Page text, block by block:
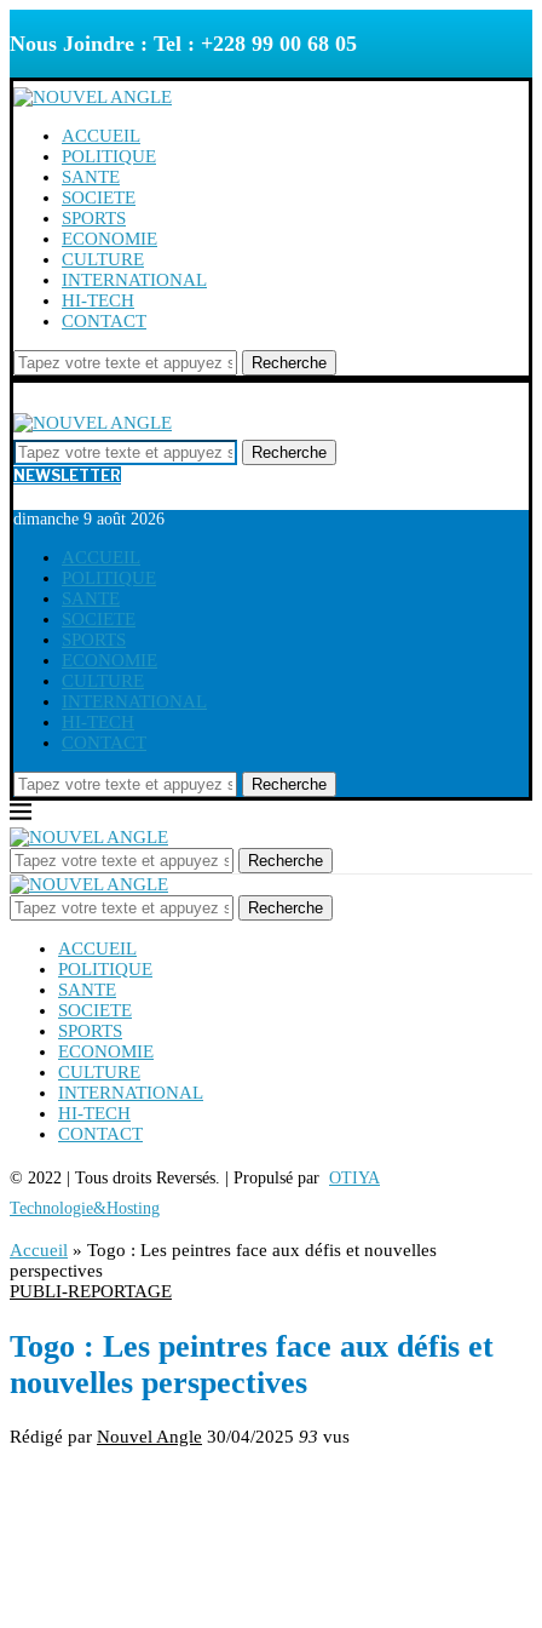
Nous Joindre : Tel : +228 99 00 68 05
ACCUEIL
POLITIQUE
SANTE
SOCIETE
SPORTS
ECONOMIE
CULTURE
INTERNATIONAL
HI-TECH
CONTACT
Recherche
Recherche
NEWSLETTER
dimanche 9 août 2026
ACCUEIL
POLITIQUE
SANTE
SOCIETE
SPORTS
ECONOMIE
CULTURE
INTERNATIONAL
HI-TECH
CONTACT
Recherche
Recherche
Recherche
ACCUEIL
POLITIQUE
SANTE
SOCIETE
SPORTS
ECONOMIE
CULTURE
INTERNATIONAL
HI-TECH
CONTACT
© 2022 | Tous droits Reversés. | Propulsé par OTIYA
Technologie&Hosting
Accueil » Togo : Les peintres face aux défis et nouvelles
perspectives
PUBLI-REPORTAGE
Togo : Les peintres face aux défis et
nouvelles perspectives
Rédigé par Nouvel Angle 30/04/2025 93 vus